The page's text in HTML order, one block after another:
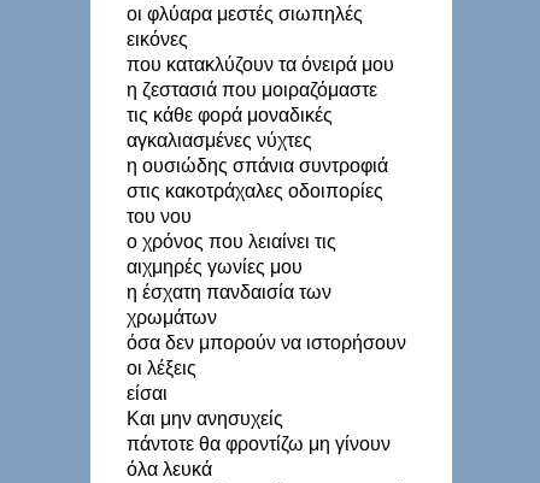
οι φλύαρα μεστές σιωπηλές
εικόνες
που κατακλύζουν τα όνειρά μου
η ζεστασιά που μοιραζόμαστε
τις κάθε φορά μοναδικές
αγκαλιασμένες νύχτες
η ουσιώδης σπάνια συντροφιά
στις κακοτράχαλες οδοιπορίες
του νου
ο χρόνος που λειαίνει τις
αιχμηρές γωνίες μου
η έσχατη πανδαισία των
χρωμάτων
όσα δεν μπορούν να ιστορήσουν
οι λέξεις
είσαι
Και μην ανησυχείς
πάντοτε θα φροντίζω μη γίνουν
όλα λευκά